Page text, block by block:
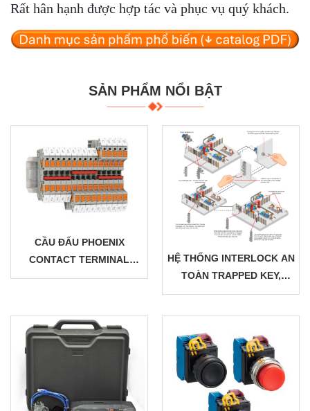
Rất hân hạnh được hợp tác và phục vụ quý khách.
SẢN PHẨM NỔI BẬT
CẦU ĐẤU PHOENIX
CONTACT TERMINAL
BLOCK
HỆ THỐNG INTERLOCK AN
TOÀN TRAPPED KEY,
SOLENOID, NON‑CONTACT
CHUẨN ISO TUV IEC